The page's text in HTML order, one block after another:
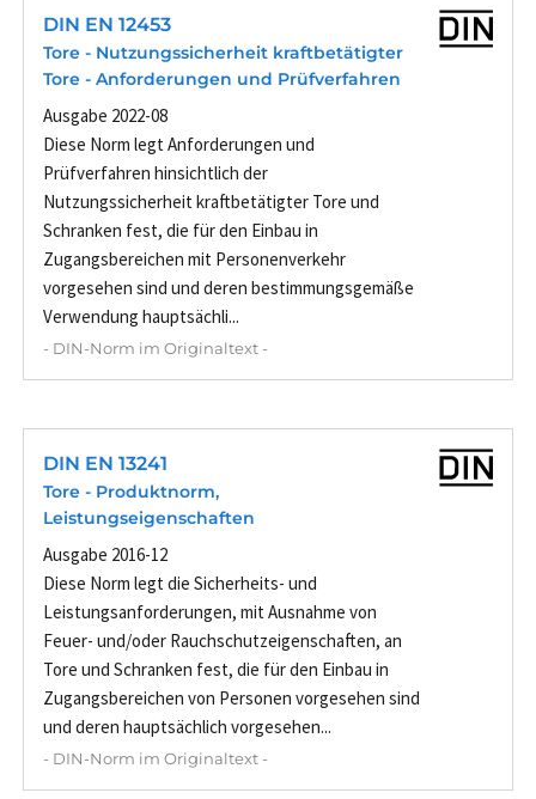
DIN EN 12453
Tore - Nutzungssicherheit kraftbetätigter
Tore - Anforderungen und Prüfverfahren
Ausgabe 2022-08
Diese Norm legt Anforderungen und
Prüfverfahren hinsichtlich der
Nutzungssicherheit kraftbetätigter Tore und
Schranken fest, die für den Einbau in
Zugangsbereichen mit Personenverkehr
vorgesehen sind und deren bestimmungsgemäße
Verwendung hauptsächli...
- DIN-Norm im Originaltext -
DIN EN 13241
Tore - Produktnorm,
Leistungseigenschaften
Ausgabe 2016-12
Diese Norm legt die Sicherheits- und
Leistungsanforderungen, mit Ausnahme von
Feuer- und/oder Rauchschutzeigenschaften, an
Tore und Schranken fest, die für den Einbau in
Zugangsbereichen von Personen vorgesehen sind
und deren hauptsächlich vorgesehen...
- DIN-Norm im Originaltext -